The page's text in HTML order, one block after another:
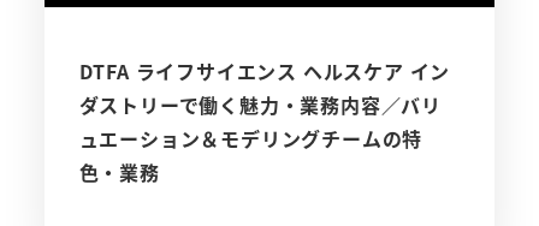
DTFA ライフサイエンス ヘルスケア イン
ダストリーで働く魅力・業務内容／バリ
ュエーション＆モデリングチームの特
色・業務